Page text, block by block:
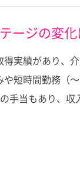
ージの変化
得実績があり、
や短時間勤務（
手当もあり、